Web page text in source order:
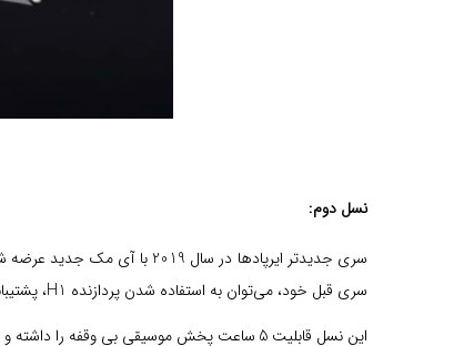
نسل دوم:
سری جدیدتر ایرپادها در
سری قبل خود، می‌توان به استفاده شدن پردازنده H1، پشتیبانی از سیری و مجهز بودن به نسخه 5 بلوتوث اشاره کرد.
این نسل قابلیت 5 ساعت پخش موسیقی بی وقفه را داشته و طول عمر باطری و کیفیت میکروفون نسل دو از سری اول خود بهتر شده بود.